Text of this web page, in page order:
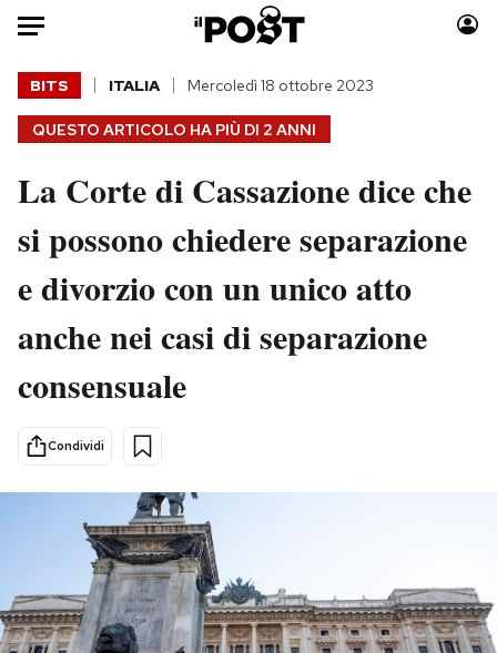
Auto
HOME
Italia
Politica
Tecnologia
Scienza
Sport
Moda
Consumismi
Storie/Idee
Media
PODCAST
NEWSLETTER
QUESTO ARTICOLO HA PIÙ DI 2 ANNI
BITS ITALIA Mercoledì 18 ottobre 2023
La Corte di Cassazione dice che
si possono chiedere separazione
e divorzio con un unico atto
anche nei casi di separazione
consensuale
Condividi